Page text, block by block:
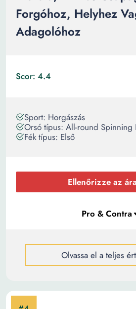
Forgóhoz, Helyhez
Adagolóhoz
Scor: 4.4
Sport: Horgászás
Orsó típus: All-round Spinning
Fék típus: Első
Ellenőrizze az
Olvassa el a teljes